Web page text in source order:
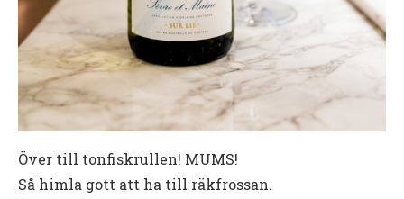
Över till tonfiskrullen! MUMS!
Så himla gott att ha till räkfrossan.